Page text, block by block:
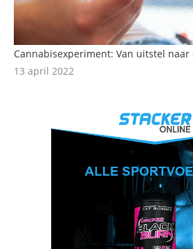
Cannabisexperiment: Van uitstel naar
13 april 2022